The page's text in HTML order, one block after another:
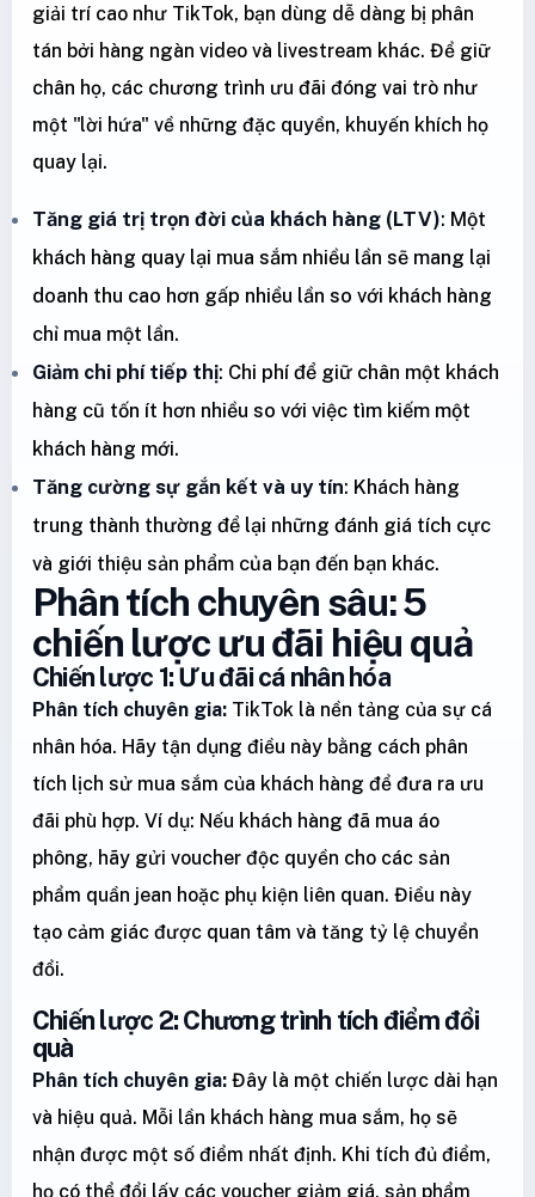
giải trí cao như TikTok, bạn dùng dễ dàng bị phân
tán bởi hàng ngàn video và livestream khác. Để giữ
chân họ, các chương trình ưu đãi đóng vai trò như
một "lời hứa" về những đặc quyền, khuyến khích họ
quay lại.
Tăng giá trị trọn đời của khách hàng (LTV): Một
khách hàng quay lại mua sắm nhiều lần sẽ mang lại
doanh thu cao hơn gấp nhiều lần so với khách hàng
chỉ mua một lần.
Giảm chi phí tiếp thị: Chi phí để giữ chân một khách
hàng cũ tốn ít hơn nhiều so với việc tìm kiếm một
khách hàng mới.
Tăng cường sự gắn kết và uy tín: Khách hàng
trung thành thường để lại những đánh giá tích cực
và giới thiệu sản phẩm của bạn đến bạn khác.
Phân tích chuyên sâu: 5
chiến lược ưu đãi hiệu quả
Chiến lược 1: Ưu đãi cá nhân hóa
Phân tích chuyên gia: TikTok là nền tảng của sự cá
nhân hóa. Hãy tận dụng điều này bằng cách phân
tích lịch sử mua sắm của khách hàng để đưa ra ưu
đãi phù hợp. Ví dụ: Nếu khách hàng đã mua áo
phông, hãy gửi voucher độc quyền cho các sản
phẩm quần jean hoặc phụ kiện liên quan. Điều này
tạo cảm giác được quan tâm và tăng tỷ lệ chuyển
đổi.
Chiến lược 2: Chương trình tích điểm đổi
quà
Phân tích chuyên gia: Đây là một chiến lược dài hạn
và hiệu quả. Mỗi lần khách hàng mua sắm, họ sẽ
nhận được một số điểm nhất định. Khi tích đủ điểm,
họ có thể đổi lấy các voucher giảm giá, sản phẩm